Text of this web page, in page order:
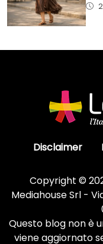
Disclaimer
Copyright ©
Mediahouse Srl -
Questo blog non è
viene aggiornato